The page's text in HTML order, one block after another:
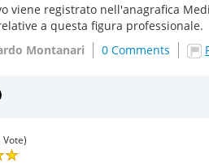
viene registrato nell'anagrafica
a questa figura professionale.
Montanari
0 Comments